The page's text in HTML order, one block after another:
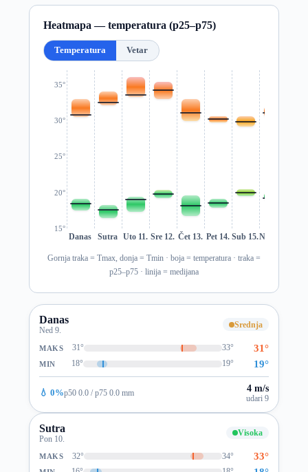
Heatmapa — temperatura (p25–p75)
Temperatura Vetar
15°
20°
25°
30°
35°
Danas Sutra Uto 11. Sre 12. Čet 13. Pet 14. Sub 15.Ned 16.
Gornja traka = Tmax, donja = Tmin · boja = temperatura · traka =
p25–p75 · linija = medijana
Danas
Ned 9.
Srednja
MAKS 31° 33° 31°
MIN 18° 19° 19°
💧 0%p50 0.0 / p75 0.0 mm 4 m/s
udari 9
Sutra
Pon 10.
Visoka
MAKS 32° 34° 33°